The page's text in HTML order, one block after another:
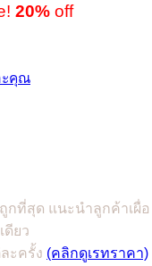
20% off
ะคุณ
กที่สุด แนะนำลูกค้าเผื่อ
ดียว
ะครั้ง (คลิกดูเรทราคา)